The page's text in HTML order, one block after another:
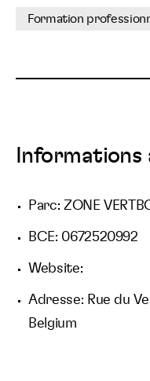
Formation
Parc: ZONE
BCE: 0672520992
Website:
Adresse: Rue du
Belgium